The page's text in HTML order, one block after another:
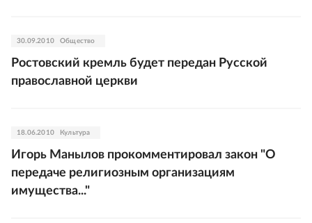
30.09.2010 Общество
Ростовский кремль будет передан Русской
православной церкви
18.06.2010 Культура
Игорь Манылов прокомментировал закон "О
передаче религиозным организациям
имущества..."